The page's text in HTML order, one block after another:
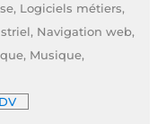
Logiciels métiers,
Navigation web,
Musique,
DV